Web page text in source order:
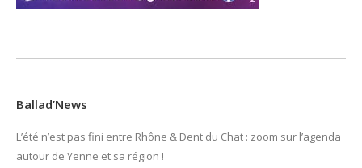
Ballad’News
L’été n’est pas fini entre Rhône & Dent du Chat : zoom sur l’agenda
autour de Yenne et sa région !